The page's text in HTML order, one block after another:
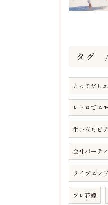
タグ
とってだし
レトロでエ
生い立ちビ
会社パーテ
ライブエン
プレ花嫁